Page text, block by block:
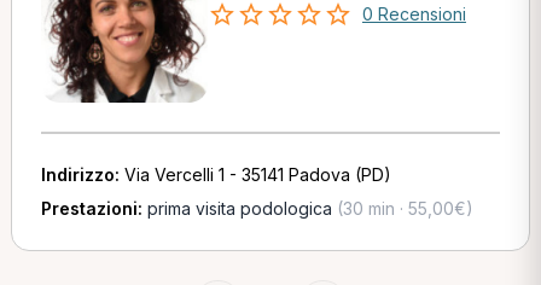
0 Recensioni
Indirizzo: Via Vercelli 1 - 35141 Padova (PD)
Prestazioni: prima visita podologica (30 min · 55,00€)